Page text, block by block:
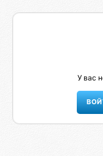
У вас